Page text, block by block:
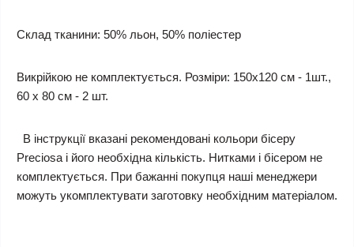
Склад тканини: 50% льон, 50% поліестер
Викрійкою не комплектується. Розміри: 150х120 см - 1шт.,
60 х 80 см - 2 шт.
В інструкції вказані рекомендовані кольори бісеру
Preciosa і його необхідна кількість. Нитками і бісером не
комплектується. При бажанні покупця наші менеджери
можуть укомплектувати заготовку необхідним матеріалом.